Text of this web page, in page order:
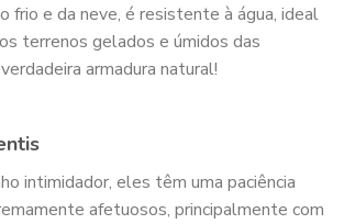
frio e da neve, é resistente à água, ideal
terrenos gelados e úmidos das
armadura natural!
intimidador, eles têm uma paciência
afetuosos, principalmente com